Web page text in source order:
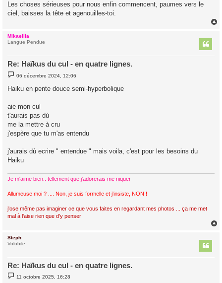
Les choses sérieuses pour nous enfin commencent, paumes vers le
ciel, baisses la tête et agenouilles-toi.
Mikaellla
Langue Pendue
Re: Haïkus du cul - en quatre lignes.
M
e
s
s
e
06 décembre 2024, 12:06
Haiku en pente douce semi-hyperbolique
aie mon cul
t'aurais pas dù
me la mettre à cru
j'espère que tu m'as entendu
j'aurais dù ecrire " entendue " mais voila, c'est pour les besoins du
Haiku
Je m'aime bien.. tellement que j'adorerais me niquer
Allumeuse moi ? .... Non, je suis formelle et j'insiste, NON !
j'ose même pas imaginer ce que vous faites en regardant mes photos ... ça me met
mal à l'aise rien que d'y penser
Steph
Volubile
Re: Haïkus du cul - en quatre lignes.
M
e
11 octobre 2025, 16:28